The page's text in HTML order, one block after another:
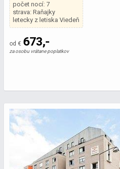
počet nocí: 7
strava: Raňajky
letecky z letiska Viedeň
od € 673,-
za osobu vrátane poplatkov